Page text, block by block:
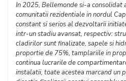
In 2025, Bellemonde si-a
comunitatii rezidentiale in nordul
constant si serios al dezvoltarii
intr-un stadiu avansat, respectiv:
cladirilor sunt finalizate, sapele si
proportie de 75%, tamplariile in
continua lucrarile de
instalatii, toate acestea marcand un